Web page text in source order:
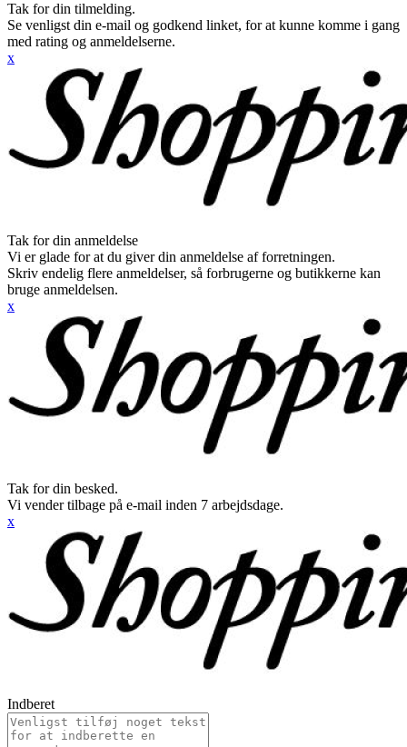
Tak for din tilmelding.
Se venligst din e-mail og godkend linket, for at kunne komme i gang
med rating og anmeldelserne.
x
Tak for din anmeldelse
Vi er glade for at du giver din anmeldelse af forretningen.
Skriv endelig flere anmeldelser, så forbrugerne og butikkerne kan
bruge anmeldelsen.
x
Tak for din besked.
Vi vender tilbage på e-mail inden 7 arbejdsdage.
x
Indberet